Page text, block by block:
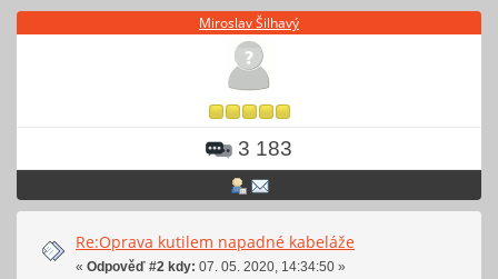
Miroslav Šilhavý
3 183
Re:Oprava kutilem napadné kabeláže
« Odpověď #2 kdy: 07. 05. 2020, 14:34:50 »